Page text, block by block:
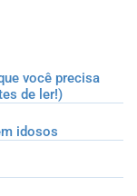
você precisa
de ler!)
idosos